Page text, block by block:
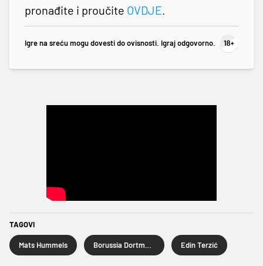
pronađite i proučite OVDJE.
Igre na sreću mogu dovesti do ovisnosti. Igraj odgovorno.
TAGOVI
Mats Hummels Edin Terzić